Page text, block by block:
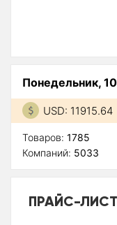
Понедельник,
USD: 11915.64
Товаров: 1785
Компаний: 5033
ПРАЙС-